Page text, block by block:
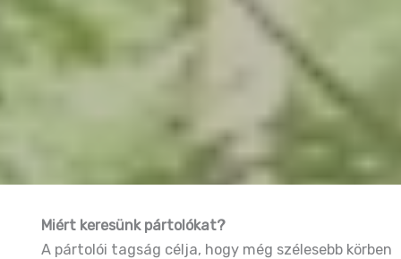
Miért keresünk pártolókat?
A pártolói tagság célja, hogy még szélesebb körben